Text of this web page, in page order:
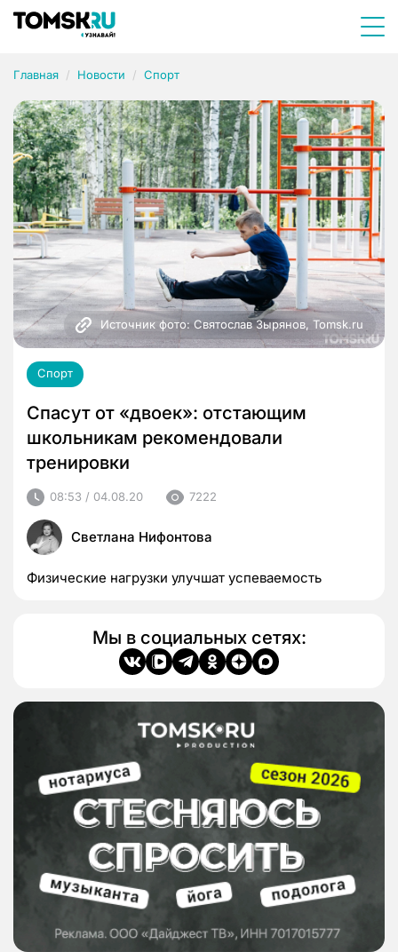
Главная Новости Спорт
Источник фото: Святослав Зырянов, Tomsk.ru
Спорт
Спасут от «двоек»: отстающим
школьникам рекомендовали
тренировки
08:53 / 04.08.20 7222
Светлана Нифонтова
Физические нагрузки улучшат успеваемость
Мы в социальных сетях: